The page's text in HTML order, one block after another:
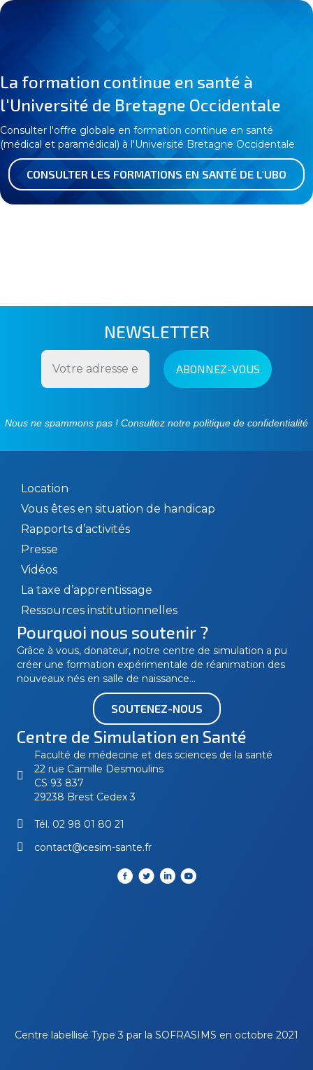
La formation continue en santé à
l'Université de Bretagne Occidentale
Consulter l'offre globale en formation continue en santé
(médical et paramédical) à l'Université Bretagne Occidentale
CONSULTER LES FORMATIONS EN SANTÉ DE L'UBO
NEWSLETTER
Nous ne spammons pas ! Consultez notre politique de confidentialité
Location
Vous êtes en situation de handicap
Rapports d’activités
Presse
Vidéos
La taxe d’apprentissage
Ressources institutionnelles
Pourquoi nous soutenir ?
Grâce à vous, donateur, notre centre de simulation a pu
créer une formation expérimentale de réanimation des
nouveaux nés en salle de naissance…
SOUTENEZ-NOUS
Centre de Simulation en Santé
Faculté de médecine et des sciences de la santé
22 rue Camille Desmoulins
CS 93 837
29238 Brest Cedex 3
Tél. 02 98 01 80 21
contact@cesim-sante.fr
Centre labellisé Type 3 par la SOFRASIMS en octobre 2021